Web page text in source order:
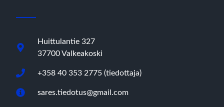
Huittulantie 327
37700 Valkeakoski
+358 40 353 2775 (tiedottaja)
sares.tiedotus@gmail.com